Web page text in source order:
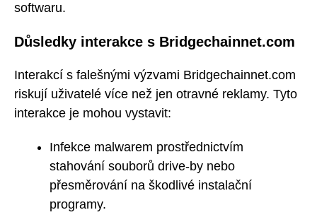
softwaru.
Důsledky interakce s Bridgechainnet.com
Interakcí s falešnými výzvami Bridgechainnet.com
riskují uživatelé více než jen otravné reklamy. Tyto
interakce je mohou vystavit:
Infekce malwarem prostřednictvím
stahování souborů drive-by nebo
přesměrování na škodlivé instalační
programy.